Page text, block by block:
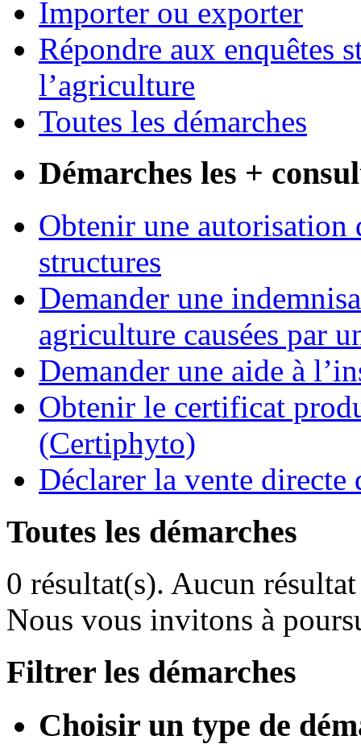
Importer ou exporter
Répondre aux enquêtes
l’agriculture
Toutes les démarches
Démarches les +
Obtenir une autorisation
structures
Demander une
agriculture causées par
Demander une aide à
Obtenir le certificat
(Certiphyto)
Déclarer la vente directe
Toutes les démarches
0 résultat(s). Aucun
Nous vous invitons à
Filtrer les démarches
Choisir un type de